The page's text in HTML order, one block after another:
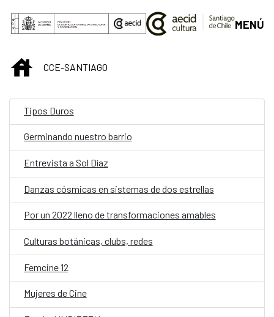
Saltar al contenido principal
MENÚ
INICIOCCE-SANTIAGO
Tipos Duros
Germinando nuestro barrio
Entrevista a Sol Díaz
Danzas cósmicas en sistemas de dos estrellas
Por un 2022 lleno de transformaciones amables
Culturas botánicas, clubs, redes
Femcine 12
Mujeres de Cine